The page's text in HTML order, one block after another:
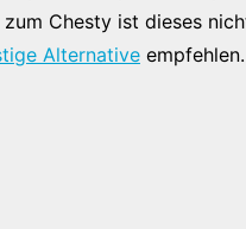
Chesty ist dieses
Alternative empfehlen.